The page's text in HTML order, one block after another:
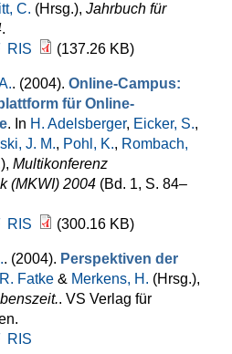
C. (Hrsg.), Jahrbuch für
.
RIS (137.26 KB)
. (2004). Online-Campus:
für Online-
. In H. Adelsberger, Eicker, S.,
J. M., Pohl, K., Rombach,
, Multikonferenz
(MKWI) 2004 (Bd. 1, S. 84–
RIS (300.16 KB)
. (2004). Perspektiven der
R. Fatke & Merkens, H. (Hrsg.),
. VS Verlag für
RIS